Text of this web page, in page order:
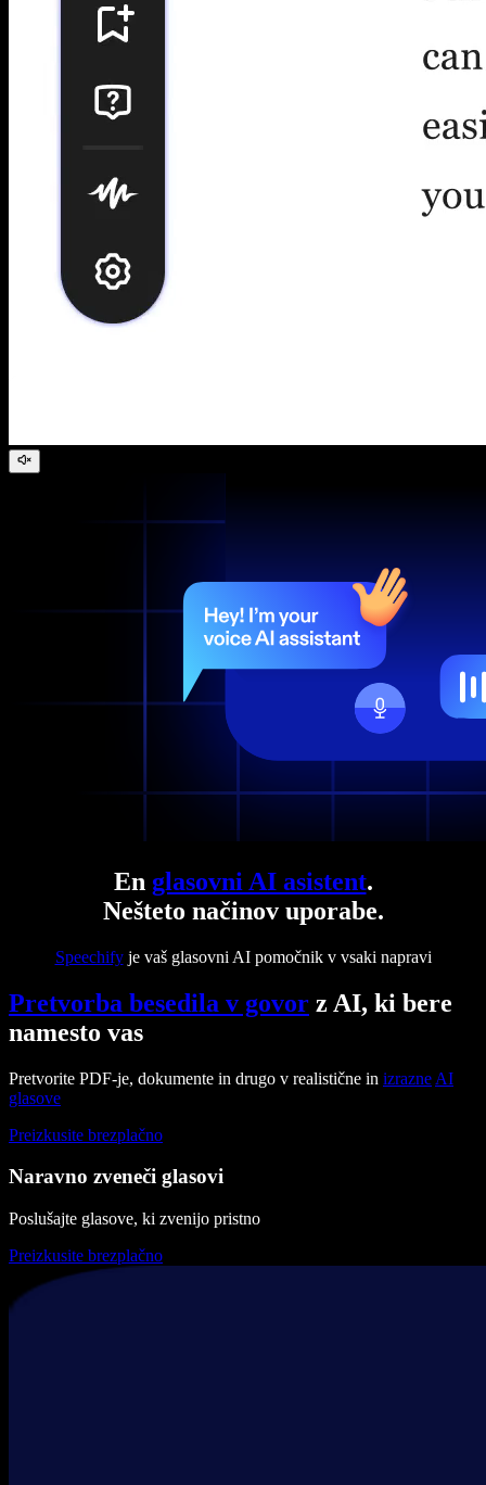
En glasovni AI asistent.
Nešteto načinov uporabe.
Speechifyje vaš glasovni AI pomočnik v vsaki napravi
Pretvorba besedila v govor z AI, ki bere
namesto vas
Pretvorite PDF-je, dokumente in drugo v realistične in izrazne AI
glasove
Preizkusite brezplačno
Naravno zveneči glasovi
Poslušajte glasove, ki zvenijo pristno
Preizkusite brezplačno